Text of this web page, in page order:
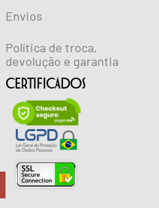
Envios
Política de troca,
devolução e garantia
CERTIFICADOS